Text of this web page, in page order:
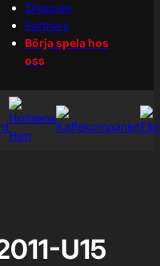
Shoppen
Partners
Börja spela hos
oss
U15